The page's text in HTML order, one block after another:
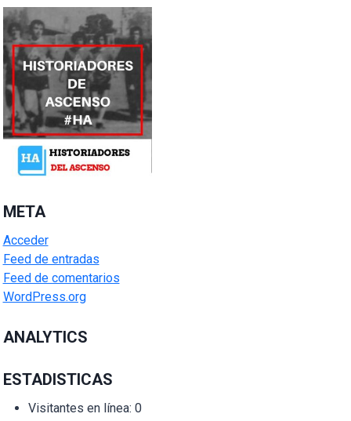
META
Acceder
Feed de entradas
Feed de comentarios
WordPress.org
ANALYTICS
ESTADISTICAS
Visitantes en línea: 0